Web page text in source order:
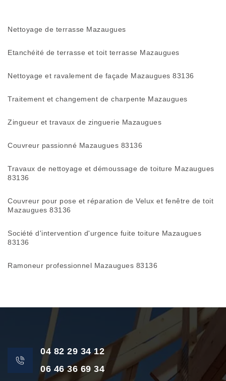
Nettoyage de terrasse Mazaugues
Etanchéité de terrasse et toit terrasse Mazaugues
Nettoyage et ravalement de façade Mazaugues 83136
Traitement et changement de charpente Mazaugues
Zingueur et travaux de zinguerie Mazaugues
Couvreur passionné Mazaugues 83136
Travaux de nettoyage et démoussage de toiture Mazaugues
83136
Couvreur pour pose et réparation de Velux et fenêtre de toit
Mazaugues 83136
Société d'intervention d'urgence fuite toiture Mazaugues
83136
Ramoneur professionnel Mazaugues 83136
04 82 29 34 12
06 46 36 69 34